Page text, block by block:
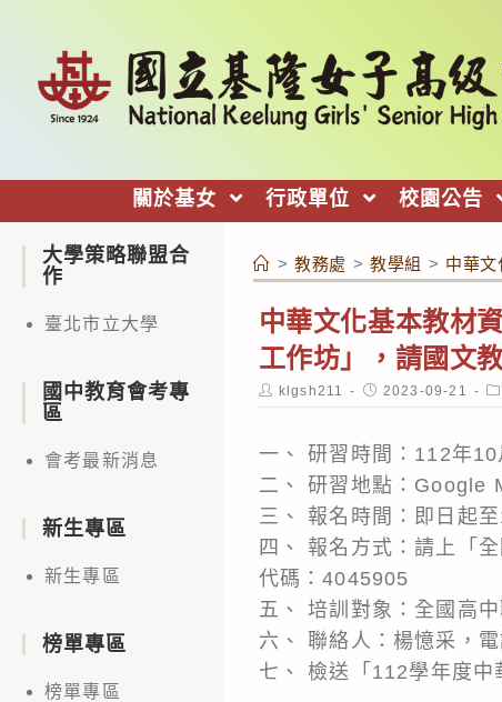
關於基女 行政單位 校園公告
> 教務處 > 教學組 > 中華文
中華文化基本教材
工作坊」，請國文
Post
author:
klgsh211
Post
published:
2023-09-21
一、 研習時間：112年
二、 研習地點：Google
三、 報名時間：即日起
四、 報名方式：請上「
代碼：4045905
五、 培訓對象：全國高
六、 聯絡人：楊憶采，
七、 檢送「112學年度中
大學策略聯盟合
作
臺北市立大學
國中教育會考專
區
會考最新消息
新生專區
新生專區
榜單專區
榜單專區